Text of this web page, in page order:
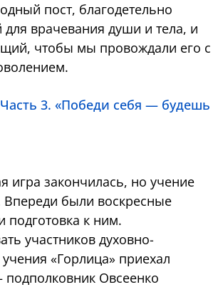
пост, благодетельно
для врачевания души и тела, и
чтобы мы провождали его с
3. «Победи себя — будешь
игра закончилась, но учение
были воскресные
подготовка к ним.
участников духовно-
«Горлица» приехал
Овсеенко